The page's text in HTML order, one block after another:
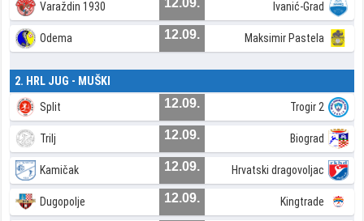
Varaždin 1930 Ivanić-Grad
Odema 12.09. Maksimir Pastela
2. HRL JUG - MUŠKI
Split 12.09. Trogir 2
Trilj 12.09. Biograd
Kamičak 12.09. Hrvatski dragovoljac
Dugopolje 12.09. Kingtrade